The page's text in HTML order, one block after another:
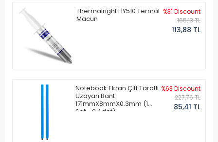
Thermalright HY510 Termal
Macun
%31 Discount
165,13 TL
113,88 TL
Notebook Ekran Çift Taraflı
Uzayan Bant
171mmX8mmX0.3mm (1
Set - 2 Adet)
%63 Discount
227,76 TL
85,41 TL